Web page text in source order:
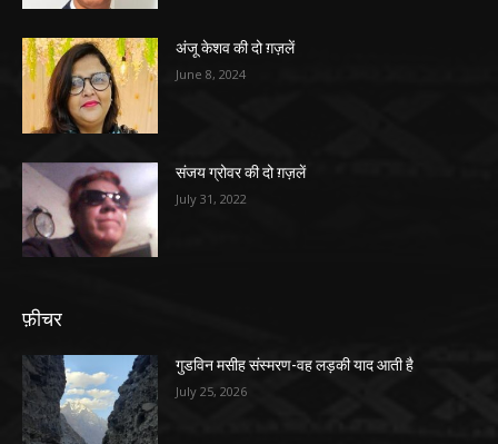
अंजू केशव की दो ग़ज़लें
June 8, 2024
संजय ग्रोवर की दो ग़ज़लें
July 31, 2022
फ़ीचर
गुडविन मसीह संस्मरण-वह लड़की याद आती है
July 25, 2026